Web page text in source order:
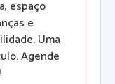
espaço
e
Uma
Agende